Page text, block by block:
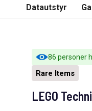
Datautstyr
86 personer
Rare Items
LEGO